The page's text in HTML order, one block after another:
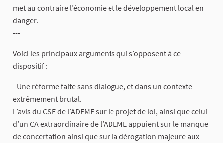
met au contraire l’économie et le développement local en
danger.
---
Voici les principaux arguments qui s’opposent à ce
dispositif :
- Une réforme faite sans dialogue, et dans un contexte
extrêmement brutal.
L’avis du CSE de l’ADEME sur le projet de loi, ainsi que celui
d’un CA extraordinaire de l’ADEME appuient sur le manque
de concertation ainsi que sur la dérogation majeure aux